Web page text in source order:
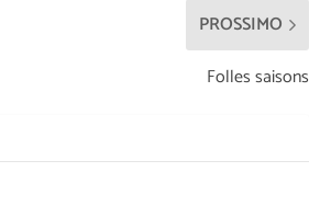
PROSSIMO
Folles saisons